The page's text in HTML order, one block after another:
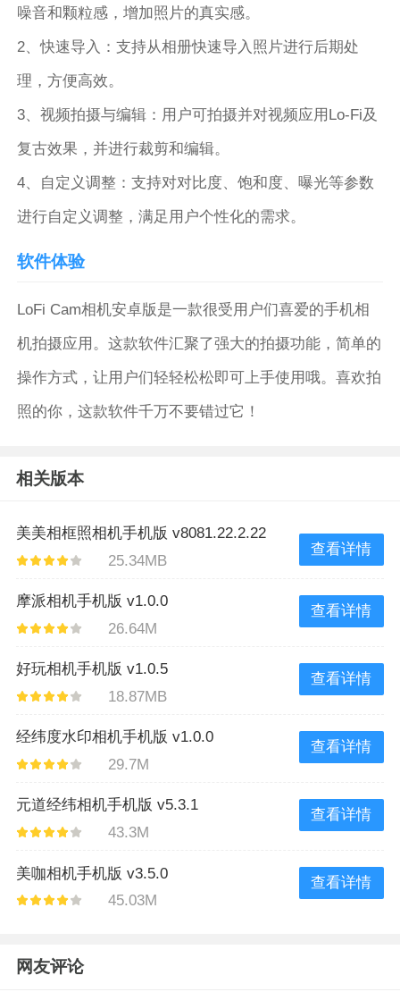
噪音和颗粒感，增加照片的真实感。
2、快速导入：支持从相册快速导入照片进行后期处
理，方便高效。
3、视频拍摄与编辑：用户可拍摄并对视频应用Lo-Fi及
复古效果，并进行裁剪和编辑。
4、自定义调整：支持对对比度、饱和度、曝光等参数
进行自定义调整，满足用户个性化的需求。
软件体验
LoFi Cam相机安卓版是一款很受用户们喜爱的手机相
机拍摄应用。这款软件汇聚了强大的拍摄功能，简单的
操作方式，让用户们轻轻松松即可上手使用哦。喜欢拍
照的你，这款软件千万不要错过它！
相关版本
美美相框照相机手机版 v8081.22.2.22
25.34MB
查看详情
摩派相机手机版 v1.0.0
26.64M
查看详情
好玩相机手机版 v1.0.5
18.87MB
查看详情
经纬度水印相机手机版 v1.0.0
29.7M
查看详情
元道经纬相机手机版 v5.3.1
43.3M
查看详情
美咖相机手机版 v3.5.0
45.03M
查看详情
网友评论